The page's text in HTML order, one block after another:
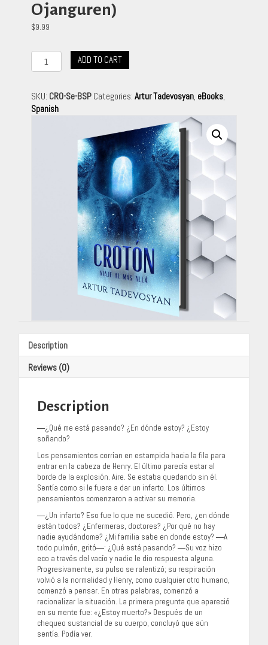
Ojanguren)
$9.99
Crotón
(Spanish
by
Artur
ADD TO CART
SKU: CRO-Se-BSP Categories: Artur Tadevosyan, eBooks,
Spanish
Description
Reviews (0)
Description
―¿Qué me está pasando? ¿En dónde estoy? ¿Estoy
soñando?
Los pensamientos corrían en estampida hacia la fila para
entrar en la cabeza de Henry. El último parecía estar al
borde de la explosión. Aire. Se estaba quedando sin él.
Sentía como si le fuera a dar un infarto. Los últimos
pensamientos comenzaron a activar su memoria.
―¿Un infarto? Eso fue lo que me sucedió. Pero, ¿en dónde
están todos? ¿Enfermeras, doctores? ¿Por qué no hay
nadie ayudándome? ¿Mi familia sabe en donde estoy? ―A
todo pulmón, gritó―: ¿Qué está pasando? ―Su voz hizo
eco a través del vacío y nadie le dio respuesta alguna.
Progresivamente, su pulso se ralentizó; su respiración
volvió a la normalidad y Henry, como cualquier otro humano,
comenzó a pensar. En otras palabras, comenzó a
racionalizar la situación. La primera pregunta que apareció
en su mente fue: «¿Estoy muerto?» Después de un
chequeo sustancial de su cuerpo, concluyó que aún
sentía. Podía ver.